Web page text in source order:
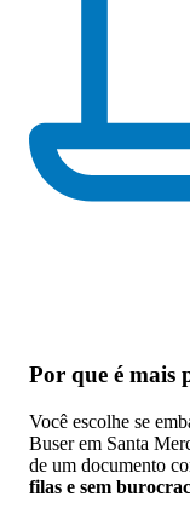
Por que é mais
Você escolhe se
Buser em Santa
de um documento
filas e sem